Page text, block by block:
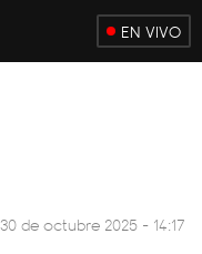
EN VIVO
30 de octubre 2025 - 14:17